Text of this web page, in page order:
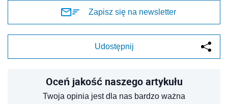
Zapisz się na newsletter
Udostępnij
Oceń jakość naszego artykułu
Twoja opinia jest dla nas bardzo ważna